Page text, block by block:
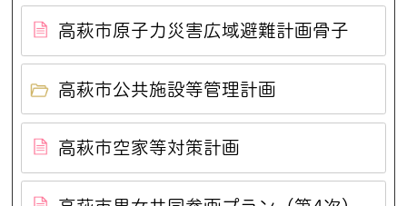
高萩市原子力災害広域避難計画骨子
高萩市公共施設等管理計画
高萩市空家等対策計画